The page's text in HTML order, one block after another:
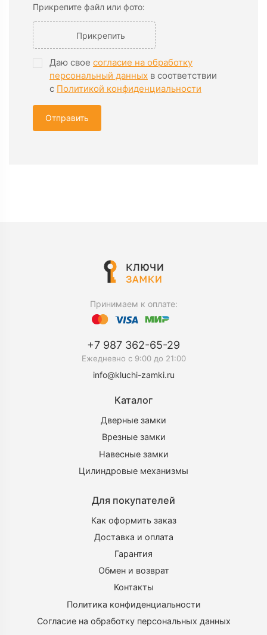
Прикрепите файл или фото:
Прикрепить
Даю свое согласие на обработку
персональный данных в соответствии
с Политикой конфиденциальности
Отправить
Принимаем к оплате:
Каталог
Дверные замки
Врезные замки
Навесные замки
Цилиндровые механизмы
Для покупателей
Как оформить заказ
Доставка и оплата
Гарантия
Обмен и возврат
Контакты
Политика конфиденциальности
Согласие на обработку персональных данных
+7 987 362-65-29
Ежедневно c 9:00 до 21:00
info@kluchi-zamki.ru